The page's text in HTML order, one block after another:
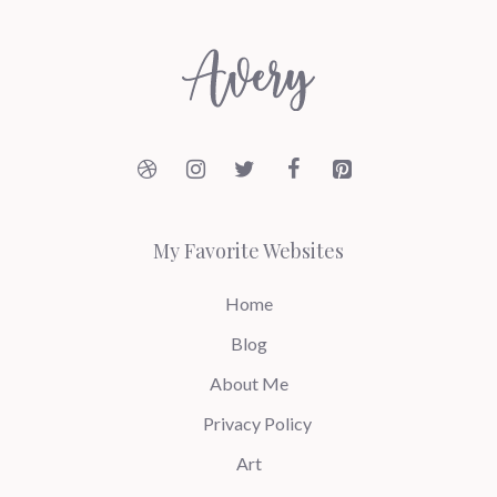
My Favorite Websites
Home
Blog
About Me
Privacy Policy
Art